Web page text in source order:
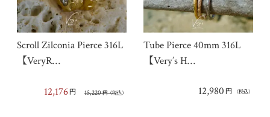
Scroll Zilconia Pierce 316L
【VeryR…
15,220円（税込）
12,176 円
Tube Pierce 40mm 316L
【Very’s H…
12,980 円 （税込）